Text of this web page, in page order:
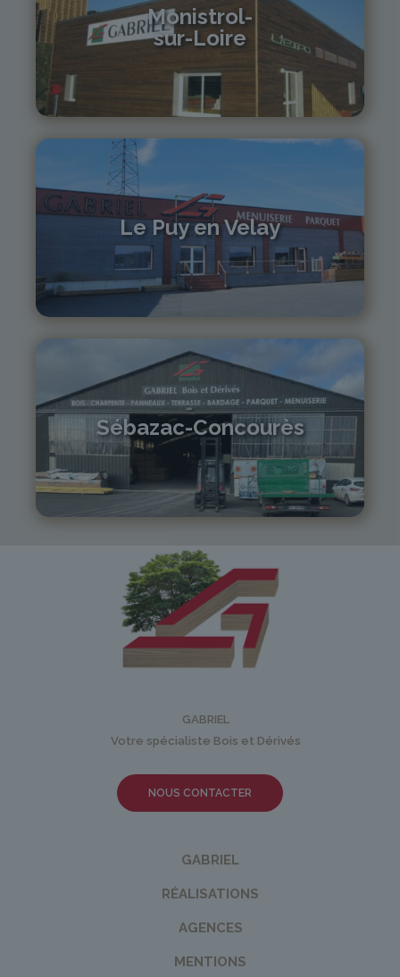
Monistrol-
sur-Loire
monistrol@gabriel-sa.fr
Le Puy en Velay
04 71 01 13 30
lepuy@gabriel-sa.fr
Sébazac-Concourès
05 81 55 83 89
monistrol@gabriel-sa.fr
GABRIEL
Votre spécialiste Bois et Dérivés
NOUS CONTACTER
GABRIEL
RÉALISATIONS
AGENCES
MENTIONS